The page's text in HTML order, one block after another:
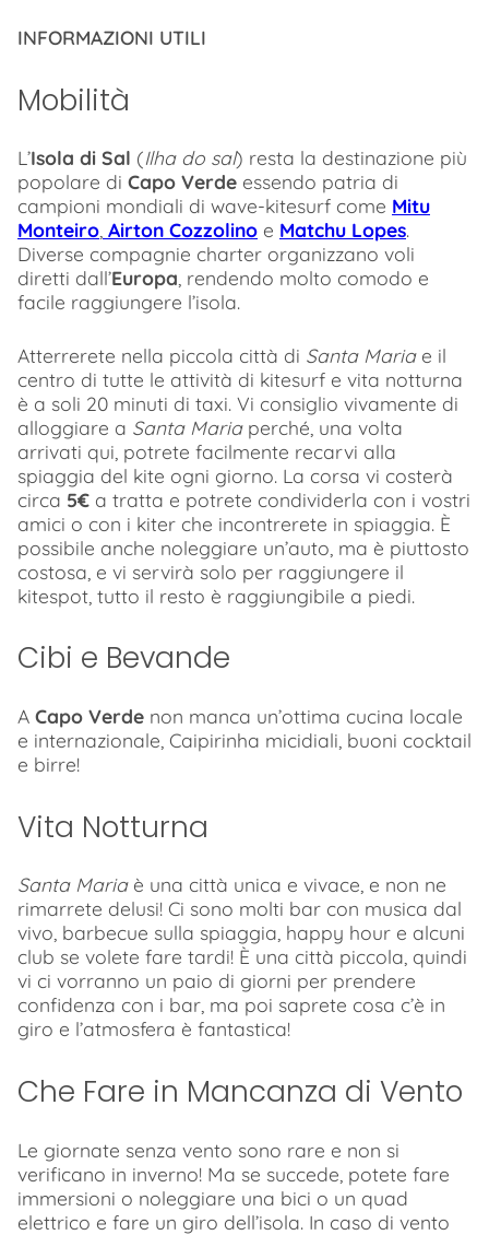
INFORMAZIONI UTILI
Mobilità
L’Isola di Sal (Ilha do sal) resta la destinazione più
popolare di Capo Verde essendo patria di
campioni mondiali di wave-kitesurf come Mitu
Monteiro, Airton Cozzolino e Matchu Lopes.
Diverse compagnie charter organizzano voli
diretti dall’Europa, rendendo molto comodo e
facile raggiungere l’isola.
Atterrerete nella piccola città di Santa Mariae il
centro di tutte le attività di kitesurf e vita notturna
è a soli 20 minuti di taxi. Vi consiglio vivamente di
alloggiare a Santa Mariaperché, una volta
arrivati qui, potrete facilmente recarvi alla
spiaggia del kite ogni giorno. La corsa vi costerà
circa 5€ a tratta e potrete condividerla con i vostri
amici o con i kiter che incontrerete in spiaggia. È
possibile anche noleggiare un’auto, ma è piuttosto
costosa, e vi servirà solo per raggiungere il
kitespot, tutto il resto è raggiungibile a piedi.
Cibi e Bevande
A Capo Verde non manca un’ottima cucina locale
e internazionale, Caipirinha micidiali, buoni cocktail
e birre!
Vita Notturna
Santa Mariaè una città unica e vivace, e non ne
rimarrete delusi! Ci sono molti bar con musica dal
vivo, barbecue sulla spiaggia, happy hour e alcuni
club se volete fare tardi! È una città piccola, quindi
vi ci vorranno un paio di giorni per prendere
confidenza con i bar, ma poi saprete cosa c’è in
giro e l’atmosfera è fantastica!
Che Fare in Mancanza di Vento
Le giornate senza vento sono rare e non si
verificano in inverno! Ma se succede, potete fare
immersioni o noleggiare una bici o un quad
elettrico e fare un giro dell’isola. In caso di vento